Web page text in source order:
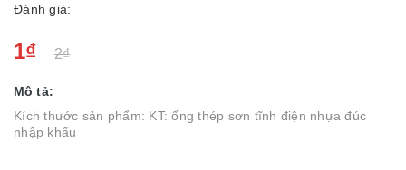
Đánh giá:
1₫ 2₫
Mô tả:
Kích thước sản phẩm: KT: ống thép sơn tĩnh điện nhựa đúc
nhập khẩu